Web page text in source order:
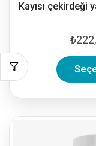
Kayısı çekirdeği
₺